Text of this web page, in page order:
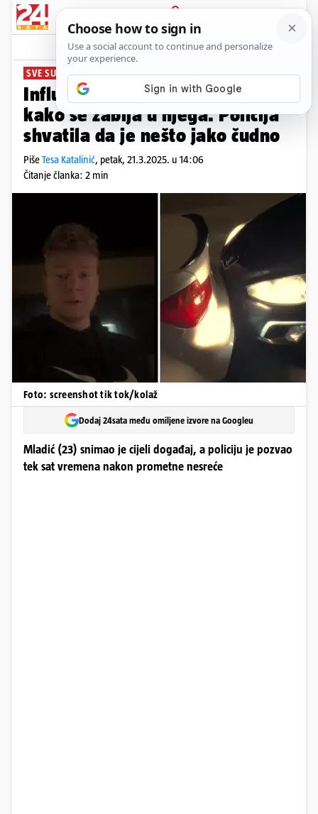
PRIJAVA
News Komentari
SVE SU ISPLANIRALI
Influencer u Čakovcu snimio tipa
kako se zabija u njega. Policija
shvatila da je nešto jako čudno
PišeTesa Katalinić, petak, 21.3.2025. u 14:06
Čitanje članka: 2 min
Foto: screenshot tik tok/kolaž
Dodaj 24sata među omiljene izvore na Googleu
Mladić (23) snimao je cijeli događaj, a policiju je pozvao
tek sat vremena nakon prometne nesreće